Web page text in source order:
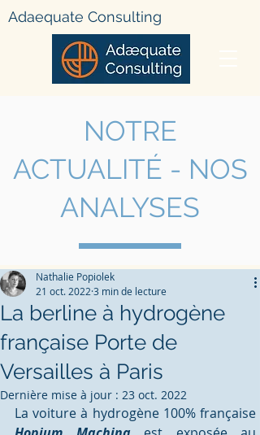
Adaequate Consulting
NOTRE
ACTUALITÉ - NOS
ANALYSES
La berline à hydrogène
française Porte de
Versailles à Paris
Nathalie Popiolek
21 oct. 2022 3 min de lecture
Dernière mise à jour : 23 oct. 2022